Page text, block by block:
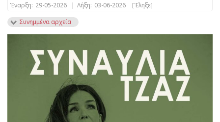
Έναρξη: 29-05-2026 | Λήξη: 03-06-2026
[Έληξε]
Συνημμένα αρχεία